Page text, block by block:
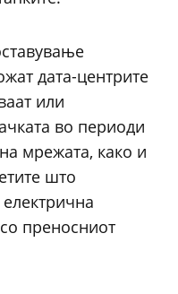
дата-центрите
или
во периоди
мрежата, како и
што
преносниот